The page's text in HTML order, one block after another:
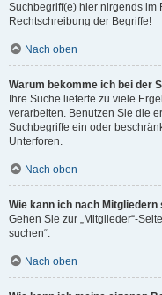
Suchbegriff(e) hier nirgends im
Rechtschreibung der Begriffe!
Nach oben
Warum bekomme ich bei der
Ihre Suche lieferte zu viele
verarbeiten. Benutzen Sie die
Suchbegriffe ein oder
Unterforen.
Nach oben
Wie kann ich nach Mitgliedern
Gehen Sie zur „Mitglieder“-
suchen“.
Nach oben